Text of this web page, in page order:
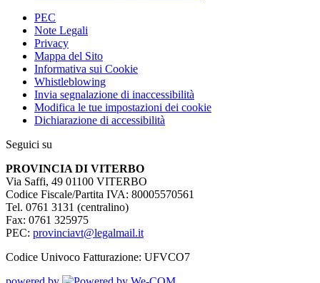
PEC
Note Legali
Privacy
Mappa del Sito
Informativa sui Cookie
Whistleblowing
Invia segnalazione di inaccessibilità
Modifica le tue impostazioni dei cookie
Dichiarazione di accessibilità
Seguici su
PROVINCIA DI VITERBO
Via Saffi, 49 01100 VITERBO
Codice Fiscale/Partita IVA: 80005570561
Tel. 0761 3131 (centralino)
Fax: 0761 325975
PEC: provinciavt@legalmail.it
Codice Univoco Fatturazione: UFVCO7